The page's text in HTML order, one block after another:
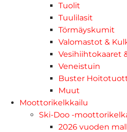
Tuolit
Tuulilasit
Törmäyskumit
Valomastot &
Vesihiihtokaaret
Veneistuin
Buster
Muut
Moottorikelkkailu
Ski-Doo -
2026 vuoden